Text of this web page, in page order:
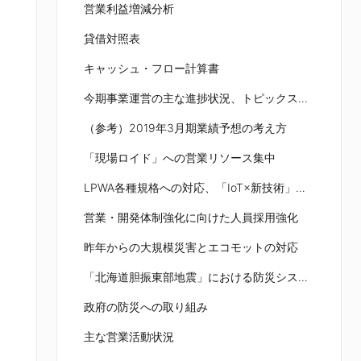
営業利益増減分析
貸借対照表
キャッシュ・フロー計算書
今期事業運営の主な進捗状況、トピックス（サマリー）
（参考）2019年3月期業績予想の考え方
「現場ロイド」への営業リソース集中
LPWA各種規格への対応、「IoT×新技術」での付加価値提供
営業・開発体制強化に向けた人員採用強化
昨年からの大規模災害とエコモットの対応
「北海道胆振東部地震」における防災システム設置状況
政府の防災への取り組み
主な営業活動状況